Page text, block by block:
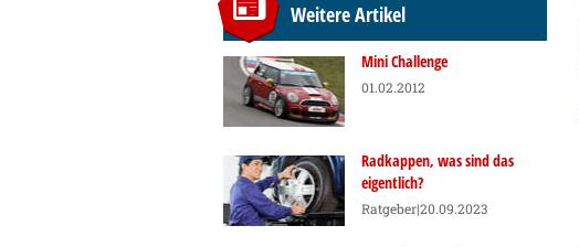
Weitere Artikel
Mini Challenge
01.02.2012
Radkappen, was sind das
eigentlich?
Ratgeber|20.09.2023